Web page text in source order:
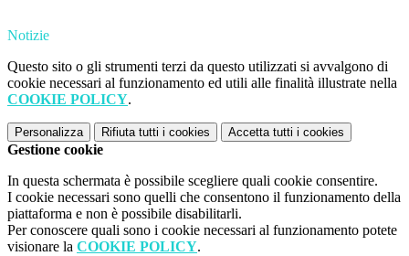
Notizie
Questo sito o gli strumenti terzi da questo utilizzati si avvalgono di
cookie necessari al funzionamento ed utili alle finalità illustrate nella
COOKIE POLICY.
Personalizza Rifiuta tutti i cookies Accetta tutti i cookies
Gestione cookie
In questa schermata è possibile scegliere quali cookie consentire.
I cookie necessari sono quelli che consentono il funzionamento della
piattaforma e non è possibile disabilitarli.
Per conoscere quali sono i cookie necessari al funzionamento potete
visionare la COOKIE POLICY.